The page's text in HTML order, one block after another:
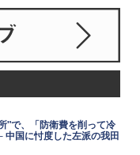
"で、「防衛費を削って冷
中国に忖度した左派の我田